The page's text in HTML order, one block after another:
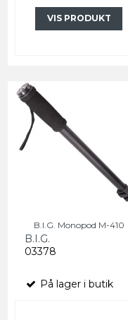
VIS PRODUKT
B.I.G. Monopod M-410
B.I.G.
03378
På lager i butik